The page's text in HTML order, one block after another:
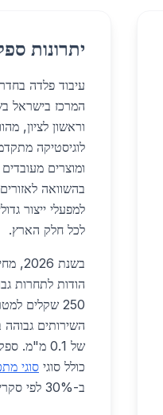
יתרונות
עיבוד פלדה
וראשון לציון,
לוגיסטיקה
בהשוואה
לכל חלק הארץ.
הודות לתחרות
של 0.1
כולל סוגי סוגי
ב-30% לפי סקרי שוק מ-2026.